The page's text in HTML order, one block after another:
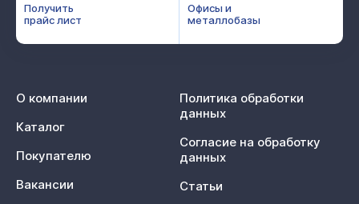
Получить
прайс лист
Офисы и
металлобазы
О компании
Каталог
Покупателю
Вакансии
Политика обработки
данных
Согласие на обработку
данных
Статьи